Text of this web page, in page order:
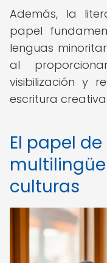
Además, la
papel
lenguas
al
visibilización y
escritura
El papel
culturas